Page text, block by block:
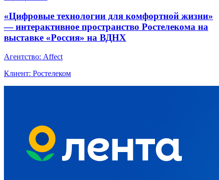
«Цифровые технологии для комфортной жизни»
— интерактивное пространство Ростелекома на
выставке «Россия» на ВДНХ
Агентство: Affect
Клиент: Ростелеком